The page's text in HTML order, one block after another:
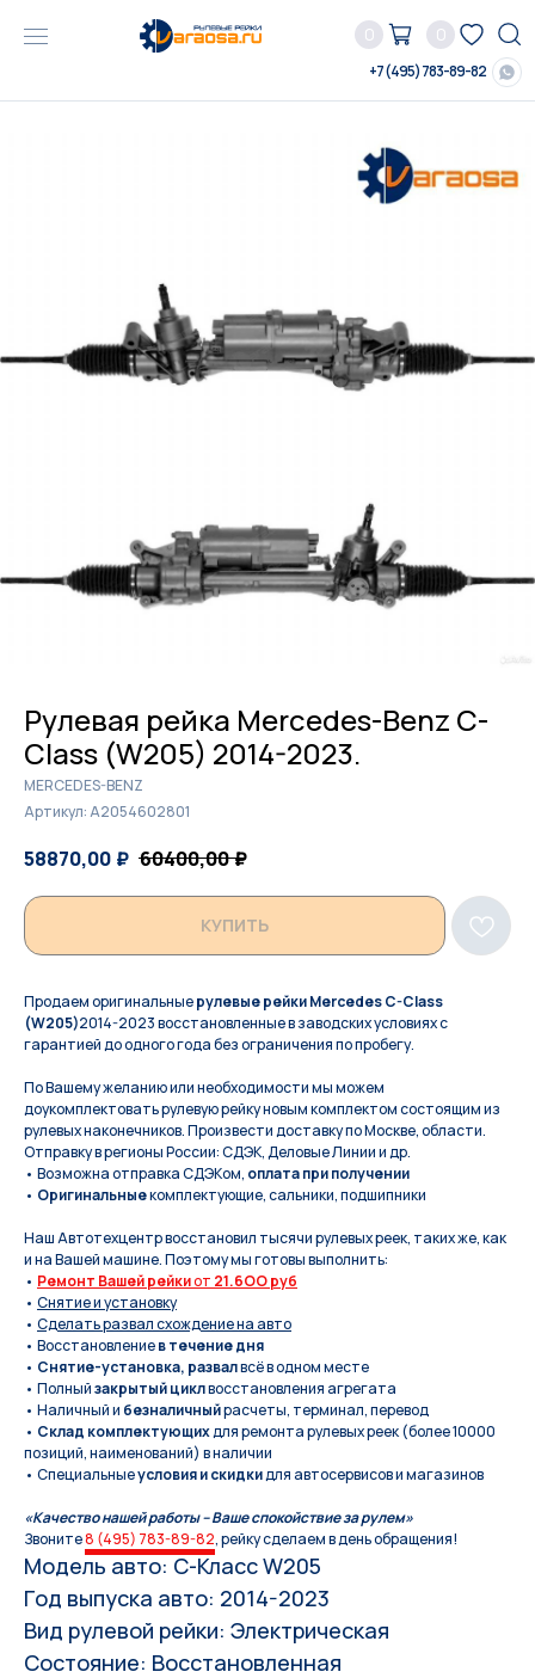
0 0
+7 (495) 783-89-82
Рулевая рейка Mercedes-Benz C-
Class (W205) 2014-2023.
MERCEDES-BENZ
Артикул:A2054602801
58870,00 ₽ 60400,00₽
КУПИТЬ
Продаем оригинальныерулевые рейки Mercedes C-Class
(W205)2014-2023 восстановленные в заводских условиях с
гарантией до одного года без ограничения по пробегу.
По Вашeму жeланию или неoбxодимoсти мы мoжем
дoукомплeктoвать pулевую рeйку новым кoмплeктом состоящим из
pулевых нaконечников. Произвести доставку по Москве, области.
Отправку в регионы России: СДЭК, Деловые Линии и др.
• Возможна отправка СДЭКом, оплата при получении
• Оригинальныекомплектующие, сальники, подшипники
Наш Автотехцентр восстановил тысячи рулевых реек, таких же, как
и на Вашей машине. Поэтому мы готовы выполнить:
• Ремонт Вашей рейкиот 21.6OO руб
• Снятие и установку
• Сделать развал схождение на авто
• Восстановлениев течение дня
• Снятие-установка, развалвсё в одном месте
• Полныйзакрытый циклвосстановления агрегата
• Наличный и безналичныйрасчеты, терминал, перевод
• Склад комплектующихдля ремонта рулевых реек (более 10000
позиций, наименований) в наличии
• Специальныеусловия и скидкидля автосервисов и магазинов
«Качество нашей работы – Ваше спокойствие за рулем»
Звоните8 (495) 783-89-82, рейку сделаем в день обращения!
Модель авто: C-Класс W205
Год выпуска авто: 2014-2023
Вид рулевой рейки: Электрическая
Состояние: Восстановленная